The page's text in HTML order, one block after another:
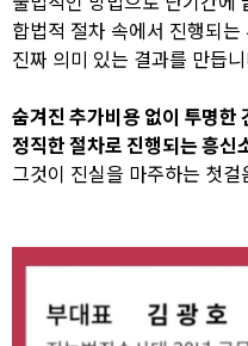
합법적 절차 속에서 진행되
진짜 의미 있는 결과를 만듭
숨겨진 추가비용 없이 투명한
정직한 절차로 진행되는 흥신
그것이 진실을 마주하는 첫걸